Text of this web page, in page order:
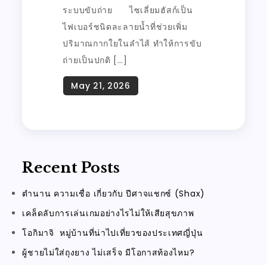
ระบบขับถ่าย ไซเลี่ยมฮัสก์เป็น
ไฟเบอร์ชนิดละลายน้ำที่ช่วยเพิ่ม
ปริมาณกากใยในลำไส้ ทำให้การขับ
ถ่ายเป็นปกติ […]
Recent Posts
ตำนาน ความเชื่อ เกี่ยวกับ ปีศาจแชกซ์ (Shax)
เคล็ดลับการเล่นเกมอย่างไรไม่ให้เสียสุขภาพ
โอกิมาจิ หมู่บ้านที่น่าไปเที่ยวของประเทศญี่ปุ่น
ผู้ชายไม่ใส่ถุงยาง ไม่เสร็จ มีโอกาสท้องไหม?